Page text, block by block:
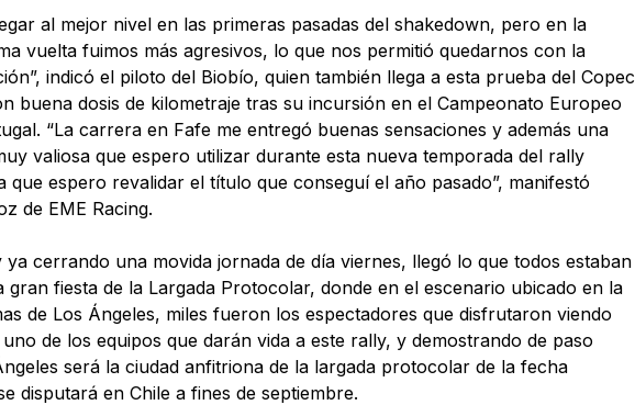
al mejor nivel en las primeras pasadas del shakedown, pero en la
vuelta fuimos más agresivos, lo que nos permitió quedarnos con la
indicó el piloto del Biobío, quien también llega a esta prueba del Copec
buena dosis de kilometraje tras su incursión en el Campeonato Europeo
“La carrera en Fafe me entregó buenas sensaciones y además una
valiosa que espero utilizar durante esta nueva temporada del rally
que espero revalidar el título que conseguí el año pasado”, manifestó
de EME Racing.
ya cerrando una movida jornada de día viernes, llegó lo que todos estaban
gran fiesta de la Largada Protocolar, donde en el escenario ubicado en la
de Los Ángeles, miles fueron los espectadores que disfrutaron viendo
de los equipos que darán vida a este rally, y demostrando de paso
será la ciudad anfitriona de la largada protocolar de la fecha
disputará en Chile a fines de septiembre.